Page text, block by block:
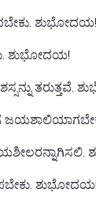
ಶುಭೋದಯ!
ಶುಭೋದಯ!
ತರುತ್ತವೆ.
ಶುಭೋದಯ!